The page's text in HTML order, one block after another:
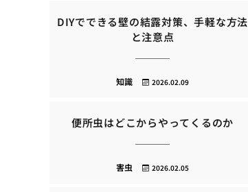
DIYでできる壁の結露対策、手軽な方法
と注意点
2026.02.09
知識
便所虫はどこからやってくるのか
2026.02.05
害虫